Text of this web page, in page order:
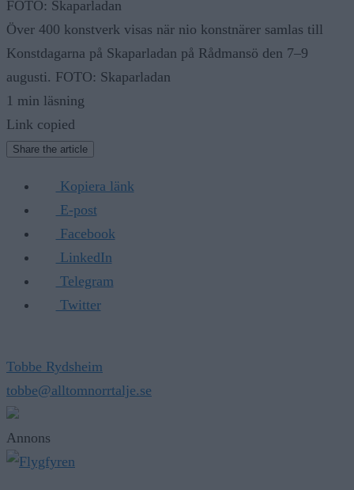
FOTO: Skaparladan
Över 400 konstverk visas när nio konstnärer samlas till
Konstdagarna på Skaparladan på Rådmansö den 7–9
augusti. FOTO: Skaparladan
1 min läsning
Link copied
Share the article
Kopiera länk
E-post
Facebook
LinkedIn
Telegram
Twitter
Tobbe Rydsheim
tobbe@alltomnorrtalje.se
Annons